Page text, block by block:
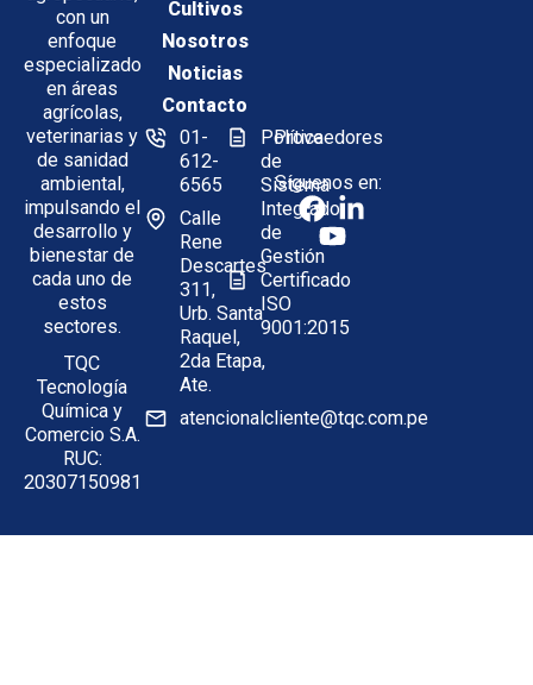
con un
enfoque
especializado
en áreas
agrícolas,
veterinarias y
de sanidad
ambiental,
impulsando el
desarrollo y
bienestar de
cada uno de
estos
sectores.
TQC
Tecnología
Química y
Comercio S.A.
RUC:
20307150981
Cultivos
Nosotros
Noticias
Contacto
01-
612-
6565
Calle
Rene
Descartes
311,
Urb. Santa
Raquel,
2da Etapa,
Ate.
atencionalcliente@tqc.com.pe
Política
de
Sistema
Integrado
de
Gestión
Certificado
ISO
9001:2015
Proveedores
Síguenos en: